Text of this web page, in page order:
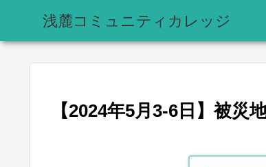
浅麓コミュニティカレッジ
【2024年5月3-6日】被災